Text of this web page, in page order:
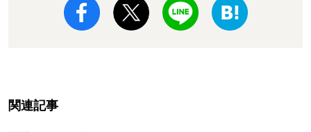
関連記事